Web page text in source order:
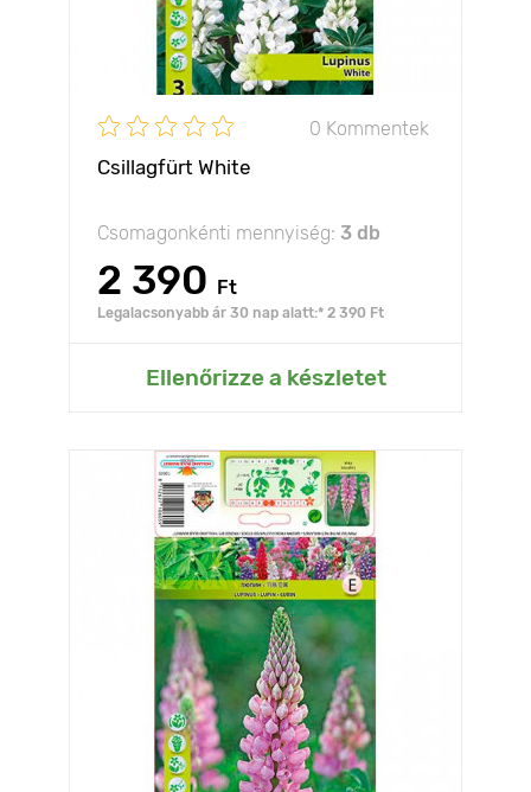
0 Kommentek
Csillagfürt White
Csomagonkénti mennyiség: 3 db
2 390 Ft
Legalacsonyabb ár 30 nap alatt:* 2 390 Ft
Ellenőrizze a készletet